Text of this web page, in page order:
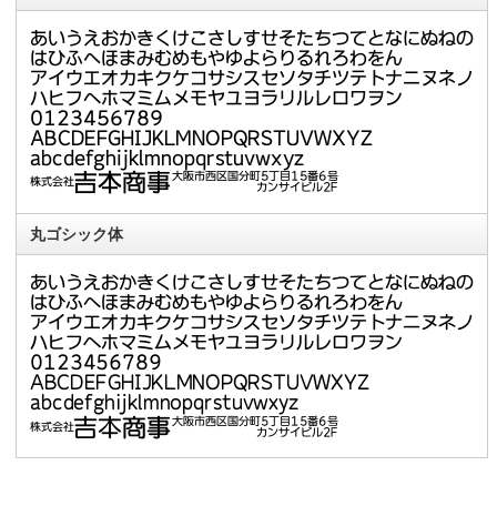
丸ゴシック体